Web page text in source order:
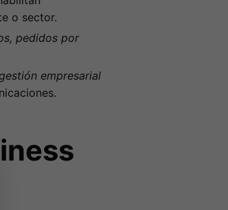
o sector.
pedidos por
empresarial